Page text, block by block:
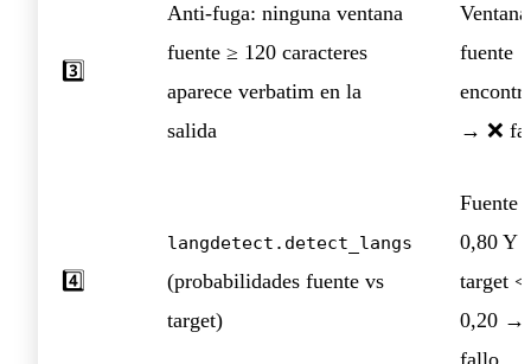
3️⃣
Anti-fuga: ninguna ventana
fuente ≥ 120 caracteres
aparece verbatim en la
salida
Ventana
fuente
→ ❌
4️⃣
langdetect.detect_langs
(probabilidades fuente vs
target)
Fuente
0,80 Y
target <
0,20 →